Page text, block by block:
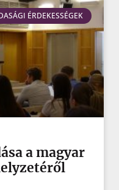
ÉRDEKESSÉGEK
a magyar